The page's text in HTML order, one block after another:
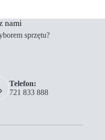
nami
sprzętu?
Telefon:
721 833 888